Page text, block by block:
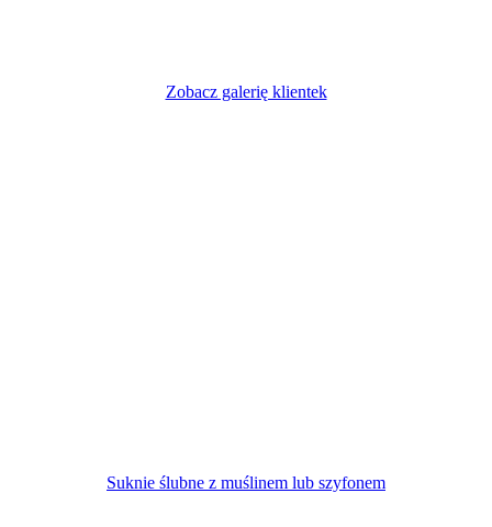
Zobacz galerię klientek
Suknie ślubne z muślinem lub szyfonem